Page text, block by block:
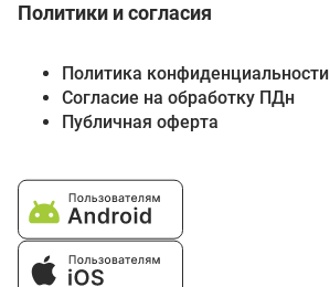
Политики и согласия
Политика конфиденциальности
Согласие на обработку ПДн
Публичная оферта